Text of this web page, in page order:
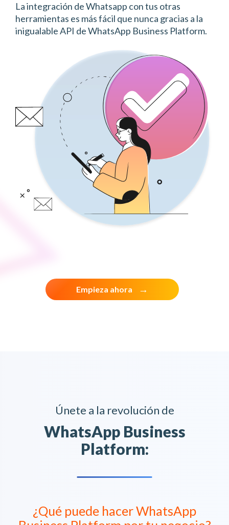
La integración de Whatsapp con tus otras
herramientas es más fácil que nunca gracias a la
inigualable API de WhatsApp Business Platform.
Empieza ahora
Únete a la revolución de
WhatsApp Business
Platform:
¿Qué puede hacer WhatsApp